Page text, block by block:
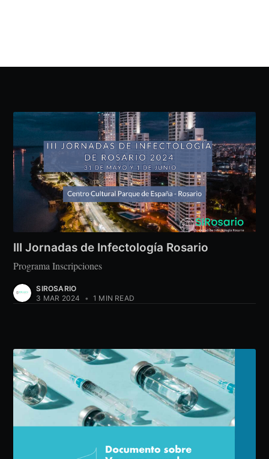
III Jornadas de Infectología Rosario
Programa Inscripciones
SIROSARIO
3 MAR 2024
• 1 MIN READ